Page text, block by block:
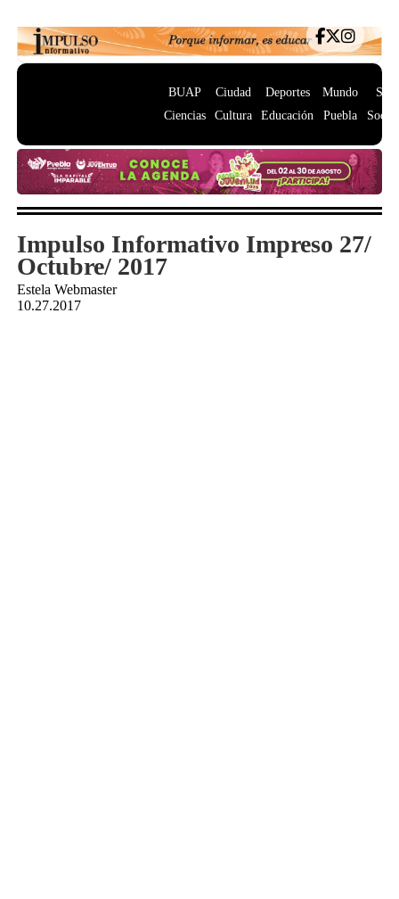
BUAP
Ciencias
Ciudad
Cultura
Deportes
Educación
Mundo
Puebla
Impulso Informativo Impreso 27/
Octubre/ 2017
Estela Webmaster
10.27.2017